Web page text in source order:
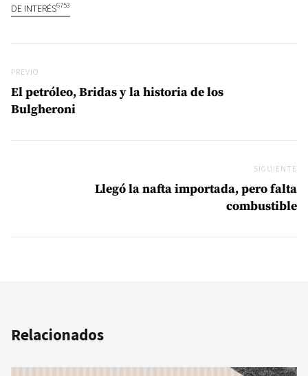
DE INTERÉS6753
Previo
PREVIO
El petróleo, Bridas y la historia de los
Bulgheroni
SIGUIENTE
Llegó la nafta importada, pero falta
combustible
Relacionados